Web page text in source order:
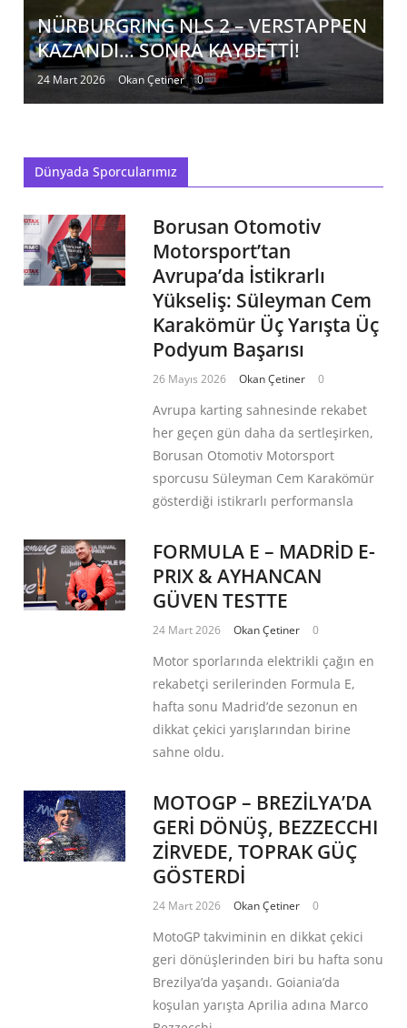
NÜRBURGRING NLS 2 – VERSTAPPEN
KAZANDI… SONRA KAYBETTİ!
24 Mart 2026 Okan Çetiner 0
Dünyada Sporcularımız
Borusan Otomotiv
Motorsport’tan
Avrupa’da İstikrarlı
Yükseliş: Süleyman Cem
Karakömür Üç Yarışta Üç
Podyum Başarısı
26 Mayıs 2026 Okan Çetiner 0
Avrupa karting sahnesinde rekabet
her geçen gün daha da sertleşirken,
Borusan Otomotiv Motorsport
sporcusu Süleyman Cem Karakömür
gösterdiği istikrarlı performansla
FORMULA E – MADRİD E-
PRIX & AYHANCAN
GÜVEN TESTTE
24 Mart 2026 Okan Çetiner 0
Motor sporlarında elektrikli çağın en
rekabetçi serilerinden Formula E,
hafta sonu Madrid’de sezonun en
dikkat çekici yarışlarından birine
sahne oldu.
MOTOGP – BREZİLYA’DA
GERİ DÖNÜŞ, BEZZECCHI
ZİRVEDE, TOPRAK GÜÇ
GÖSTERDİ
24 Mart 2026 Okan Çetiner 0
MotoGP takviminin en dikkat çekici
geri dönüşlerinden biri bu hafta sonu
Brezilya’da yaşandı. Goiania’da
koşulan yarışta Aprilia adına Marco